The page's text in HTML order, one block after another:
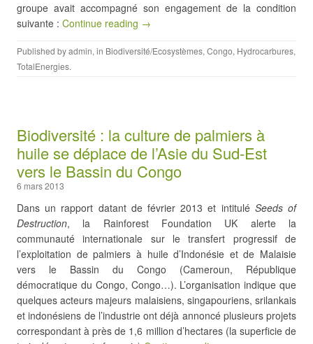
groupe avait accompagné son engagement de la condition
suivante : Continue reading →
Published byadmin, in Biodiversité/Ecosystèmes, Congo, Hydrocarbures,
TotalEnergies.
Biodiversité : la culture de palmiers à
huile se déplace de l’Asie du Sud-Est
vers le Bassin du Congo
6 mars 2013
Dans un rapport datant de février 2013 et intitulé Seeds of
Destruction, la Rainforest Foundation UK alerte la
communauté internationale sur le transfert progressif de
l’exploitation de palmiers à huile d’Indonésie et de Malaisie
vers le Bassin du Congo (Cameroun, République
démocratique du Congo, Congo…). L’organisation indique que
quelques acteurs majeurs malaisiens, singapouriens, srilankais
et indonésiens de l’industrie ont déjà annoncé plusieurs projets
correspondant à près de 1,6 million d’hectares (la superficie de